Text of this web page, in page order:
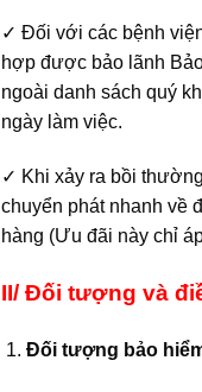
✓ Đối với các bệnh
hợp được bảo lãnh
ngoài danh sách quý
ngày làm việc.
✓ Khi xảy ra bồi
chuyển phát nhanh về
hàng (Ưu đãi này chỉ
II/ Đối tượng và
Đối tượng bảo